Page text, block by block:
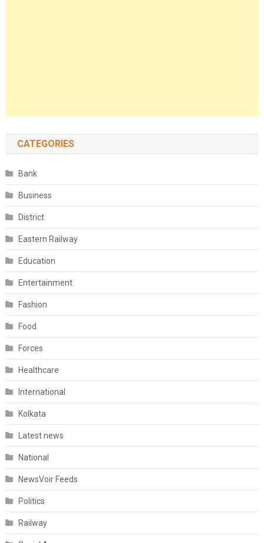
CATEGORIES
Bank
Business
District
Eastern Railway
Education
Entertainment
Fashion
Food
Forces
Healthcare
International
Kolkata
Latest news
National
NewsVoir Feeds
Politics
Railway